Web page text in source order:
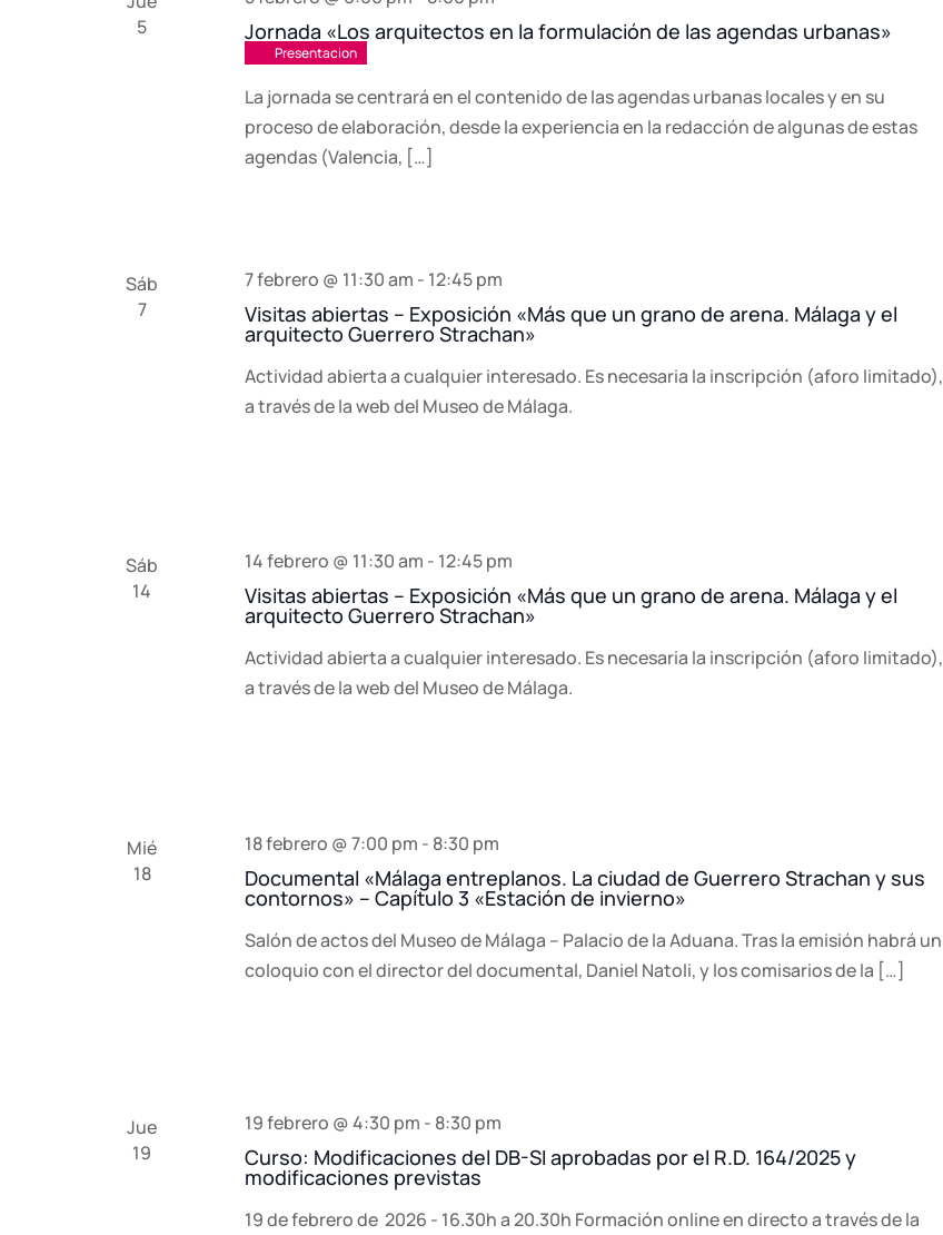
clave.5
Jornada «Los arquitectos en la formulación de las agendas urbanas»
Presentacion
La jornada se centrará en el contenido de las agendas urbanas locales y en su
proceso de elaboración, desde la experiencia en la redacción de algunas de estas
agendas (Valencia, […]
Sáb
7
Visitas abiertas – Exposición «Más que un grano de arena. Málaga y el
arquitecto Guerrero Strachan»
7 febrero @ 11:30 am - 12:45 pm
Actividad abierta a cualquier interesado. Es necesaria la inscripción (aforo limitado),
a través de la web del Museo de Málaga.
Sáb
14
Visitas abiertas – Exposición «Más que un grano de arena. Málaga y el
arquitecto Guerrero Strachan»
14 febrero @ 11:30 am - 12:45 pm
Actividad abierta a cualquier interesado. Es necesaria la inscripción (aforo limitado),
a través de la web del Museo de Málaga.
Mié
18
Documental «Málaga entreplanos. La ciudad de Guerrero Strachan y sus
contornos» – Capítulo 3 «Estación de invierno»
18 febrero @ 7:00 pm - 8:30 pm
Salón de actos del Museo de Málaga – Palacio de la Aduana. Tras la emisión habrá un
coloquio con el director del documental, Daniel Natoli, y los comisarios de la […]
Jue
19
Curso: Modificaciones del DB-SI aprobadas por el R.D. 164/2025 y
modificaciones previstas
19 febrero @ 4:30 pm - 8:30 pm
19 de febrero de 2026 - 16.30h a 20.30h Formación online en directo a través de la